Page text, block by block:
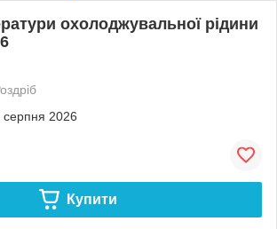
охолоджувальної рідини
серпня 2026
Купити